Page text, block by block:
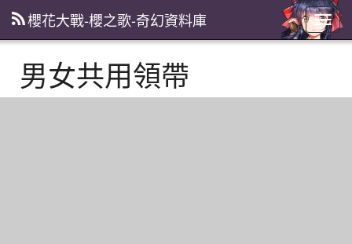
主
選
櫻花大戰-櫻之歌-奇幻資料庫
男女共用領帶